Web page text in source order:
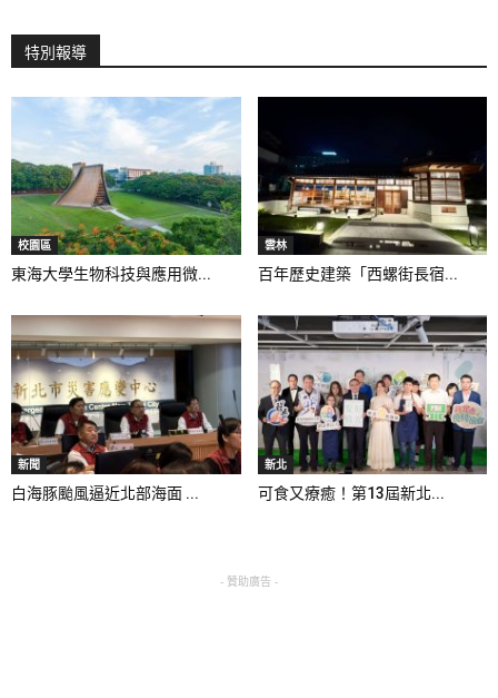
特別報導
校園區
東海大學生物科技與應用微...
雲林
百年歷史建築「西螺街長宿...
新聞
白海豚颱風逼近北部海面 ...
新北
可食又療癒！第13屆新北...
- 贊助廣告 -